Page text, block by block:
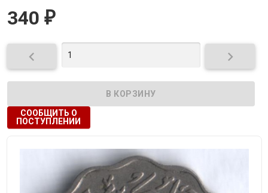
340 ₽
 
СООБЩИТЬ О
ПОСТУПЛЕНИИ